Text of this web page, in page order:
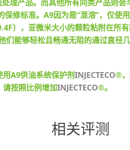
理产品。而其他所有同类产品则
保修标准。A9因为是“混溶”，仅使
），亚微米大小的颗粒粘附在所有
们能够轻松且畅通无阻的通过直径
A9供油系统保护剂INJECTECO®，
请按照比例增加INJECTECO®。
相关评测